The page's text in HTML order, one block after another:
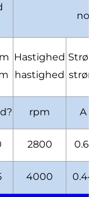
Hastighed
hastighed
Strøm
strøm
rpm A
2800 0.61
4000 0.44